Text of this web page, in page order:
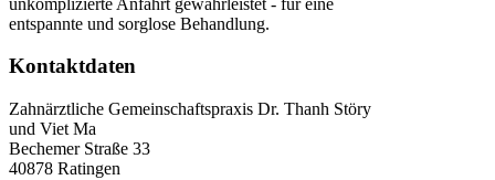
entspannte und sorglose Behandlung.
Kontaktdaten
Zahnärztliche Gemeinschaftspraxis Dr. Thanh Störy
und Viet Ma
Bechemer Straße 33
40878 Ratingen